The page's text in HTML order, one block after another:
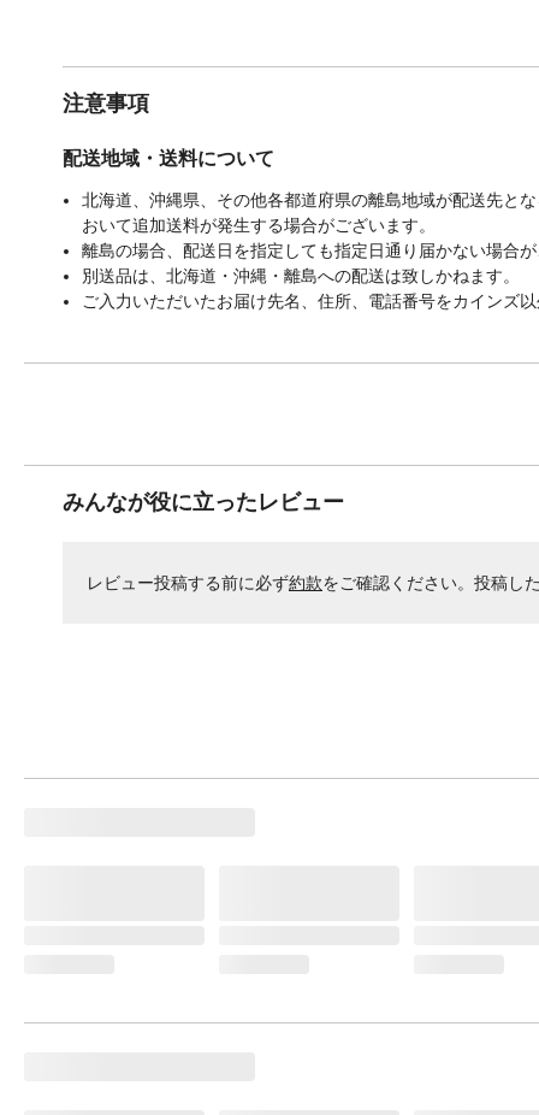
注意事項
配送地域・送料について
北海道、沖縄県、その他各都道府県の離島地域が配送先と
おいて追加送料が発生する場合がございます。
離島の場合、配送日を指定しても指定日通り届かない場合
別送品は、北海道・沖縄・離島への配送は致しかねます。
ご入力いただいたお届け先名、住所、電話番号をカインズ
みんなが役に立ったレビュー
レビュー投稿する前に必ず約款をご確認ください。投稿し